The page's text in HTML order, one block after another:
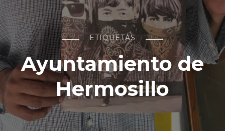
ETIQUETAS
Ayuntamiento de
Hermosillo